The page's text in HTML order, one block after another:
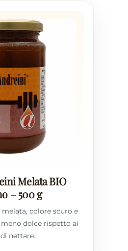
Melata BIO
– 500 g
colore scuro e
dolce rispetto ai
nettare.